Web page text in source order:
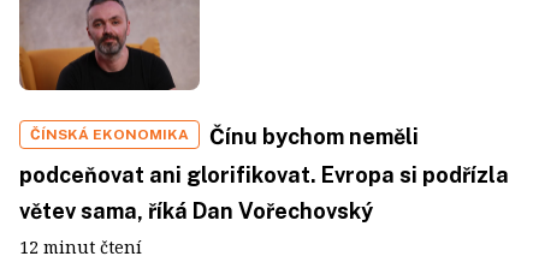
ČÍNSKÁ EKONOMIKA
Čínu bychom neměli
podceňovat ani glorifikovat. Evropa si podřízla
větev sama, říká Dan Vořechovský
12 minut čtení